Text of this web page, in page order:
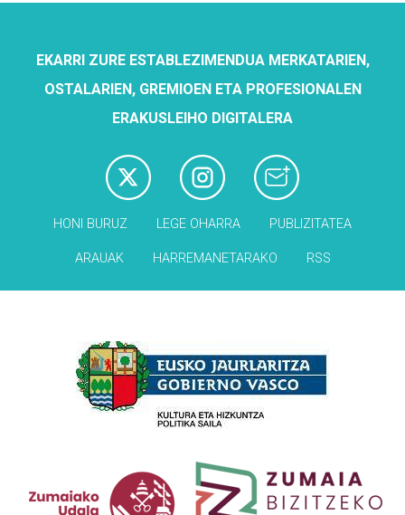
EKARRI ZURE ESTABLEZIMENDUA MERKATARIEN,
OSTALARIEN, GREMIOEN ETA PROFESIONALEN
ERAKUSLEIHO DIGITALERA
HONI BURUZ LEGE OHARRA PUBLIZITATEA
ARAUAK HARREMANETARAKO RSS